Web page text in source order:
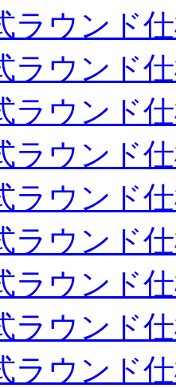
ラウンド
ラウンド
ラウンド
ラウンド
ラウンド
ラウンド
ラウンド
ラウンド
ラウンド